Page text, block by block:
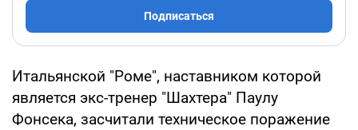
Подписаться
Итальянской "Роме", наставником которой
является экс-тренер "Шахтера" Паулу
Фонсека, засчитали техническое поражение